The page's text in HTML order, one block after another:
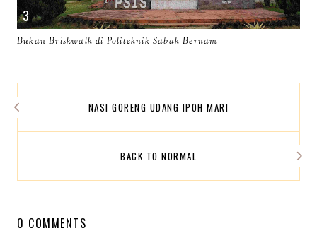
Bukan Briskwalk di Politeknik Sabak Bernam
NASI GORENG UDANG IPOH MARI
BACK TO NORMAL
0 COMMENTS